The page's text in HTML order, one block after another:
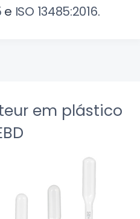
e ISO 13485:2016.
em plástico